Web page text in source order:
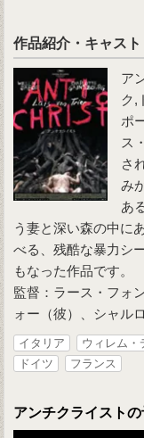
作品紹介・キャスト
ア
ク,
ポ
ス
さ
み
あ
う妻と深い森の中に
べる、残酷な暴力シ
もなった作品です。
監督：ラース・フォ
ォー（彼）、シャル
イタリア ウィレム・
ドイツ
フランス
アンチクライスト